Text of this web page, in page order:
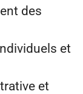
des
et
et